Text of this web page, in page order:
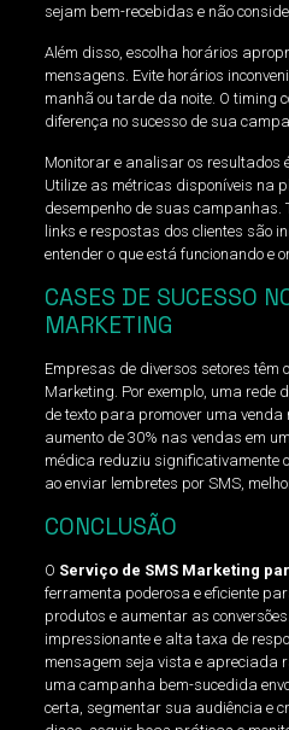
sejam bem-recebidas e não
Além disso, escolha horários
mensagens. Evite horários
manhã ou tarde da noite. O timing
diferença no sucesso de sua
Monitorar e analisar os resultados
Utilize as métricas disponíveis na
desempenho de suas campanhas.
links e respostas dos clientes são
entender o que está funcionando e
CASES DE SUCESSO
MARKETING
Empresas de diversos setores têm
Marketing. Por exemplo, uma rede
de texto para promover uma
aumento de 30% nas vendas em
médica reduziu significativamente
ao enviar lembretes por SMS,
CONCLUSÃO
O Serviço de SMS Marketing
ferramenta poderosa e eficiente
produtos e aumentar as
impressionante e alta taxa de
mensagem seja vista e apreciada
uma campanha bem-sucedida
certa, segmentar sua audiência e